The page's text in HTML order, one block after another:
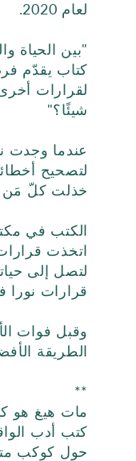
لعام 2020.
"بين الحياة
كتاب يقدّم
لقرارات
شيئًا؟"
عندما وجدت
لتصحيح
خذلت كلّ مَن
الكتب في
اتخذت
لتصل إلى
قرارات نورا
وقبل فوات
الطريقة
**
حول كوكب